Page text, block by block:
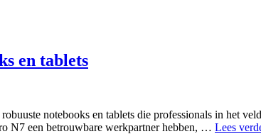
en tablets
notebooks en tablets die professionals in het
N7 een betrouwbare werkpartner hebben, … Lees